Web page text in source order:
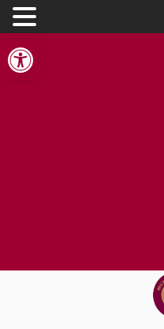
Werkzeugleiste öffnen